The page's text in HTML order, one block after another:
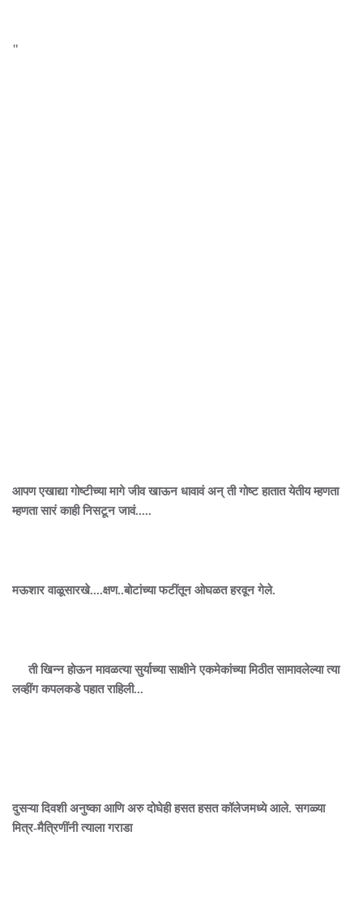
"
आपण एखाद्या गोष्टीच्या मागे जीव खाऊन धावावं अन् ती गोष्ट हातात येतीय म्हणता
म्हणता सारं काही निसटून जावं.....
मऊशार वाळूसारखे....क्षण..बोटांच्या फटींतून ओघळत हरवून गेले.
ती खिन्न होऊन मावळत्या सुर्याच्या साक्षीने एकमेकांच्या मिठीत सामावलेल्या त्या
लव्हींग कपलकडे पहात राहिली...
दुसऱ्या दिवशी अनुष्का आणि अरु दोघेही हसत हसत कॉलेजमध्ये आले. सगळ्या
मित्र-मैत्रिणींनी त्याला गराडा